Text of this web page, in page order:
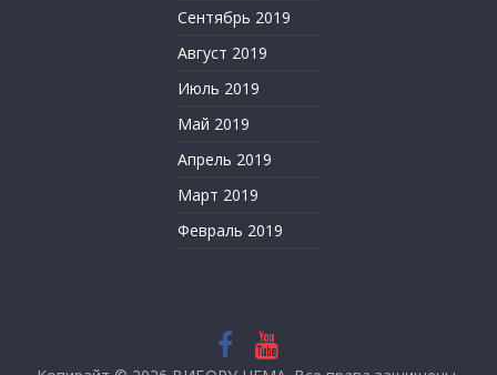
Сентябрь 2019
Август 2019
Июль 2019
Май 2019
Апрель 2019
Март 2019
Февраль 2019